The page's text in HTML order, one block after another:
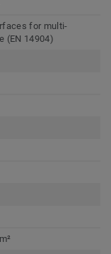
for multi-
(EN 14904)